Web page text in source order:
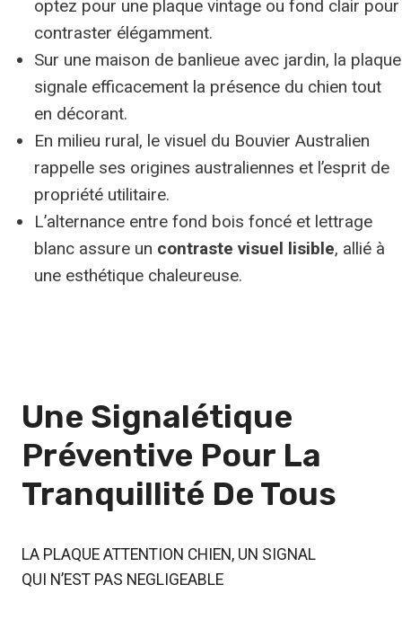
optez pour une plaque vintage ou fond clair pour
contraster élégamment.
Sur une maison de banlieue avec jardin, la plaque
signale efficacement la présence du chien tout
en décorant.
En milieu rural, le visuel du Bouvier Australien
rappelle ses origines australiennes et l’esprit de
propriété utilitaire.
L’alternance entre fond bois foncé et lettrage
blanc assure un contraste visuel lisible, allié à
une esthétique chaleureuse.
Une Signalétique
Préventive Pour La
Tranquillité De Tous
LA PLAQUE ATTENTION CHIEN, UN SIGNAL
QUI N’EST PAS NEGLIGEABLE